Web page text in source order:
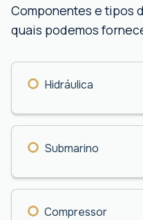
Componentes e tipos
quais podemos
Hidráulica
Submarino
Compressor